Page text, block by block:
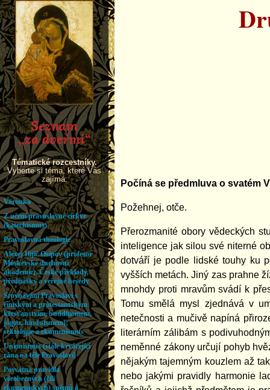
Počíná se předmluva o svatém
Požehnej, otče.
Přerozmanité obory vědeckých
inteligence jak silou své niterné
dotváří je podle lidské touhy ku
vyšších metách. Jiný zas prahne
mnohdy proti mravům svádí k
Tomu smělá mysl zjednává v
netečnosti a mučivě napíná
literárním zálibám s
neměnné zákony určují pohyb
nějakým tajemným kouzlem až
nebo jakými pravidly harmonie